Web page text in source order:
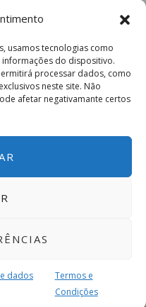
usamos tecnologias como
do dispositivo.
processar dados, como
neste site. Não
afetar negativamante certos
dados
Termos e
Condições